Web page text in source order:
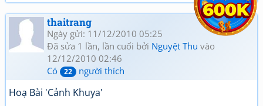
thaitrang
Ngày gửi: 11/12/2010 05:25
Đã sửa 1 lần, lần cuối bởi Nguyệt Thu vào
12/12/2010 02:46
Có
22 người thích
Hoạ Bài 'Cảnh Khuya'